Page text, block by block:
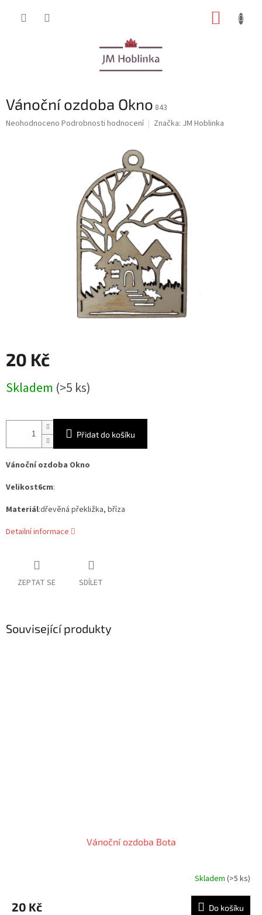
Vánoční ozdoba Okno 843
Průměrné
Neohodnoceno Podrobnosti hodnocení Značka: JM Hoblinka
20 Kč
cena:
Skladem (>5 ks)
Přidat do košíku
Vánoční ozdoba Okno
Velikost6cm:
Materiál:dřevěná překližka, bříza
Detailní informace
ZEPTAT SE SDÍLET
Související produkty
Vánoční ozdoba Bota
Skladem (>5 ks)
20 Kč Do košíku